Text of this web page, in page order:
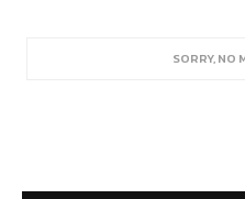
SORRY, NO